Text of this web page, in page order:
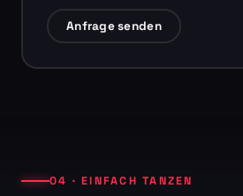
Anfrage senden
04 · EINFACH TANZEN